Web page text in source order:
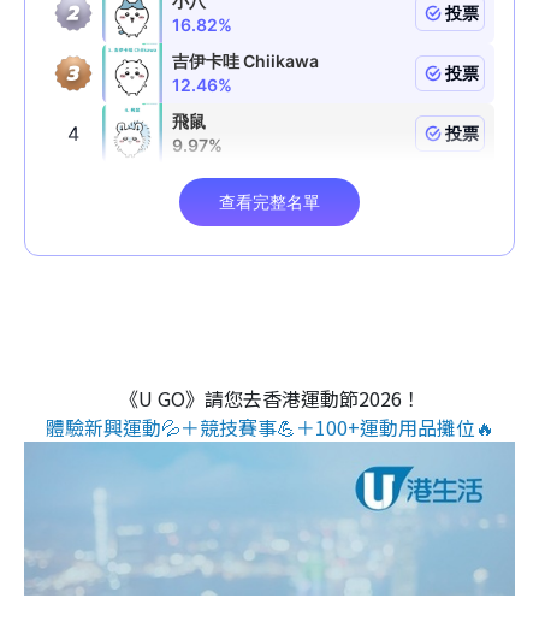
《U GO》請您去香港運動節2026！
體驗新興運動💦＋競技賽事💪＋100+運動用品攤位🔥